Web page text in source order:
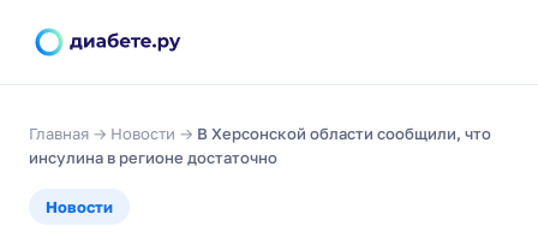
Главная → Новости → В Херсонской области сообщили, что
инсулина в регионе достаточно
Новости